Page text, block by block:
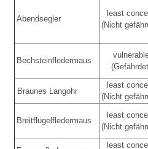
Abendsegler
least
(Nicht
Bechsteinfledermaus
Braunes Langohr
least
(Nicht
Breitflügelfledermaus
least
(Nicht
least